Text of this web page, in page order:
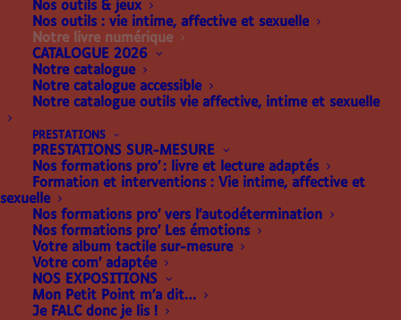
Nos outils & jeux
Nos outils : vie intime, affective et sexuelle
Notre livre numérique
CATALOGUE 2026
Notre catalogue
Notre catalogue accessible
Notre catalogue outils vie affective, intime et sexuelle
PRESTATIONS
PRESTATIONS SUR-MESURE
Nos formations pro’ : livre et lecture adaptés
Formation et interventions : Vie intime, affective et
sexuelle
Nos formations pro’ vers l’autodétermination
Nos formations pro’ Les émotions
Votre album tactile sur-mesure
Votre com’ adaptée
NOS EXPOSITIONS
Mon Petit Point m’a dit…
Je FALC donc je lis !
L’ÉCOLE DE MAGIE
D’ELENTIL